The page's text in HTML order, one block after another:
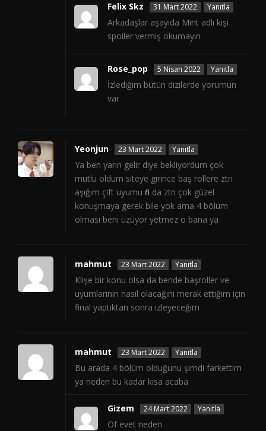
Felix Skz 31 Mart 2022 Yanıtla
Arkadaşlar aşayıda Mint adlı kişi
spoiler vermiş okumayın
Rose_pop 5 Nisan 2022 Yanıtla
İzlediğim bütün dizilerde yorumun
var
Yeonjun 23 Mart 2022 Yanıtla
Ya ben yarın gelir diye bekliyordum çok
mutlu oldum siteye girince baş rollere ztn
aşığım çift uyumu fln da ztn çok güzel
konuşmaya gerek bile yok ama 4 bölüm
olması beni üzüyor yetmez o bana ya
mahmut 23 Mart 2022 Yanıtla
Klişe bir konu olsa da bende başroller ve
uyumlarının nasıl olacağını merak ettiğim için
final yaptıktan sonra izleyeceğim
mahmut 23 Mart 2022 Yanıtla
Bu arada 4 bölüm olduğunu şimdi farkettim
ya neden bu kadar kısa acaba
Gizem 24 Mart 2022 Yanıtla
Of evet neden